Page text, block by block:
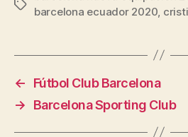
Etiquetas
barcelona ecuador 2020
←
Fútbol Club Barcelona
→
Barcelona Sporting Club